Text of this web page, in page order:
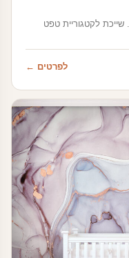
לקטגוריית טפט
לפרטים ←